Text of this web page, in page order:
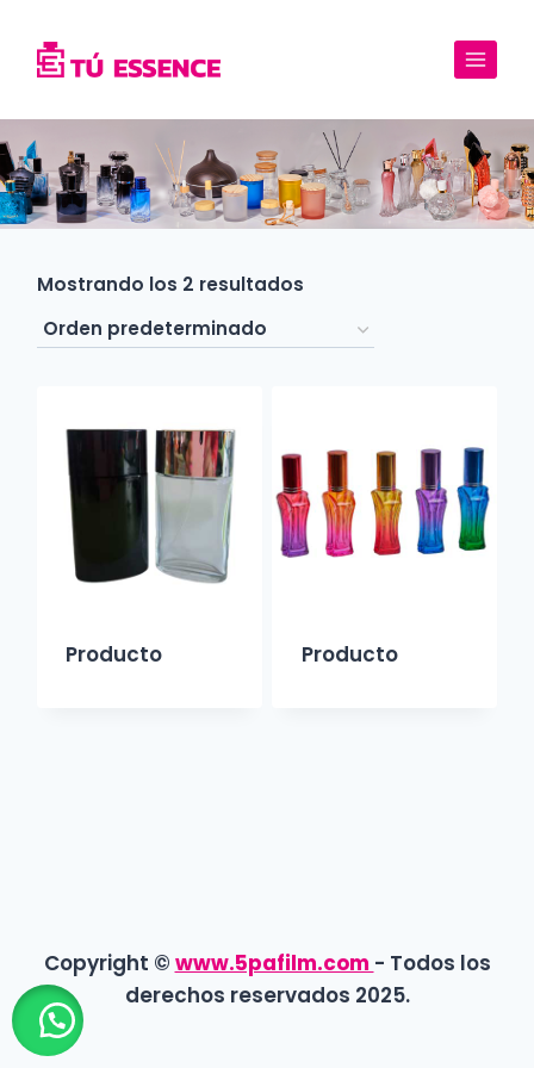
contenido
Mostrando los 2 resultados
Producto Producto
Copyright © www.5pafilm.com - Todos los
derechos reservados 2025.